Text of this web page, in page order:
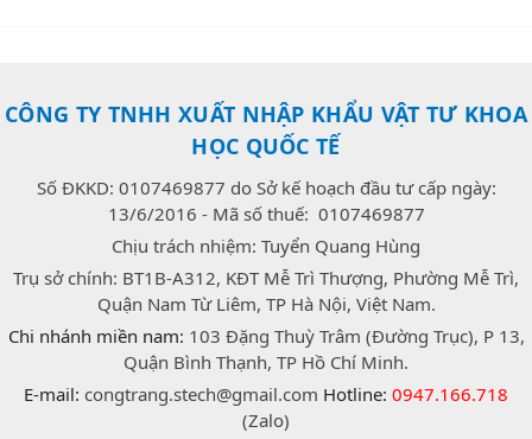
CÔNG TY TNHH XUẤT NHẬP KHẨU VẬT TƯ KHOA
HỌC QUỐC TẾ
Số ĐKKD: 0107469877 do Sở kế hoạch đầu tư cấp ngày:
13/6/2016 - Mã số thuế: 0107469877
Chịu trách nhiệm: Tuyển Quang Hùng
Trụ sở chính: BT1B-A312, KĐT Mễ Trì Thượng, Phường Mễ Trì,
Quận Nam Từ Liêm, TP Hà Nội, Việt Nam.
Chi nhánh miền nam: 103 Đặng Thuỳ Trâm (Đường Trục), P 13,
Quận Bình Thạnh, TP Hồ Chí Minh.
E-mail: congtrang.stech@gmail.com Hotline: 0947.166.718
(Zalo)